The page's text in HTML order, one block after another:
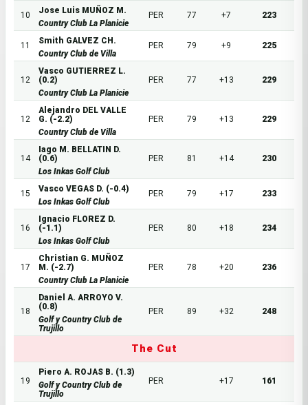
10
Jose Luis MUÑOZ M.
Country Club La Planicie
PER 77 +7 223
11
Smith GALVEZ CH.
Country Club de Villa
PER 79 +9 225
12
Vasco GUTIERREZ L.
(0.2)
Country Club La Planicie
PER 77 +13 229
12
Alejandro DEL VALLE
G. (-2.2)
Country Club de Villa
PER 79 +13 229
14
Iago M. BELLATIN D.
(0.6)
Los Inkas Golf Club
PER 81 +14 230
15
Vasco VEGAS D. (-0.4)
Los Inkas Golf Club
PER 79 +17 233
16
Ignacio FLOREZ D.
(-1.1)
Los Inkas Golf Club
PER 80 +18 234
17
Christian G. MUÑOZ
M. (-2.7)
Country Club La Planicie
PER 78 +20 236
18
Daniel A. ARROYO V.
(0.8)
Golf y Country Club de
Trujillo
PER 89 +32 248
The Cut
19
Piero A. ROJAS B. (1.3)
Golf y Country Club de
Trujillo
PER +17 161